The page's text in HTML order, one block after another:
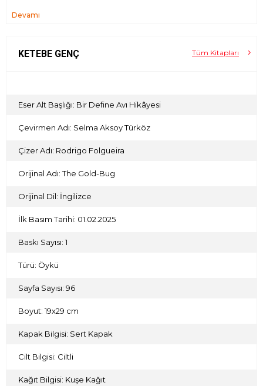
Devamı
KETEBE GENÇ Tüm Kitapları
Eser Alt Başlığı: Bir Define Avı Hikâyesi
Çevirmen Adı: Selma Aksoy Türköz
Çizer Adı: Rodrigo Folgueira
Orijinal Adı: The Gold-Bug
Orijinal Dil: İngilizce
İlk Basım Tarihi: 01.02.2025
Baskı Sayısı: 1
Türü: Öykü
Sayfa Sayısı: 96
Boyut: 19x29 cm
Kapak Bilgisi: Sert Kapak
Cilt Bilgisi: Ciltli
Kağıt Bilgisi: Kuşe Kağıt